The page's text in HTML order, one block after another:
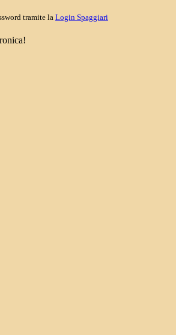
tramite la Login Spaggiari